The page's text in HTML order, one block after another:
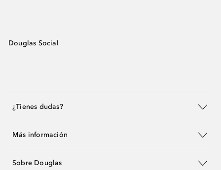
Douglas Social
¿Tienes dudas?
Más información
Sobre Douglas